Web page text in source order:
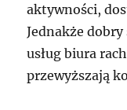
aktywności,
Jednakże
usług biura
przewyższają